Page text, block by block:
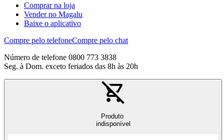
Comprar na loja
Vender no Magalu
Baixe o aplicativo
Compre pelo telefoneCompre pelo chat
Número de telefone 0800 773 3838
Seg. à Dom. exceto feriados das 8h às 20h
Produto
indisponível